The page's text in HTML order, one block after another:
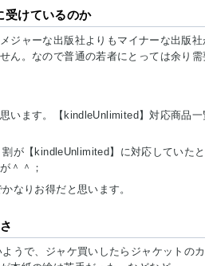
けているのか
ジャーな出版社よりもマイナーな出版
ん。なので普通の若者にとっては余り
います。【kindleUnlimited】対応商品
が【kindleUnlimited】に対応していた
＾＾；
なりお得だと思います。
うで、ジャケ買いしたらジャケットの